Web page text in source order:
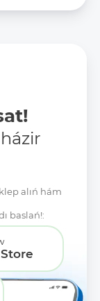
alıń hám
baslań!: